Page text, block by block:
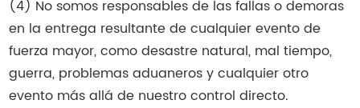
(4) No somos responsables de las fallas o demoras
en la entrega resultante de cualquier evento de
fuerza mayor, como desastre natural, mal tiempo,
guerra, problemas aduaneros y cualquier otro
evento más allá de nuestro control directo.